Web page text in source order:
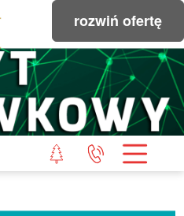
rozwiń ofertę